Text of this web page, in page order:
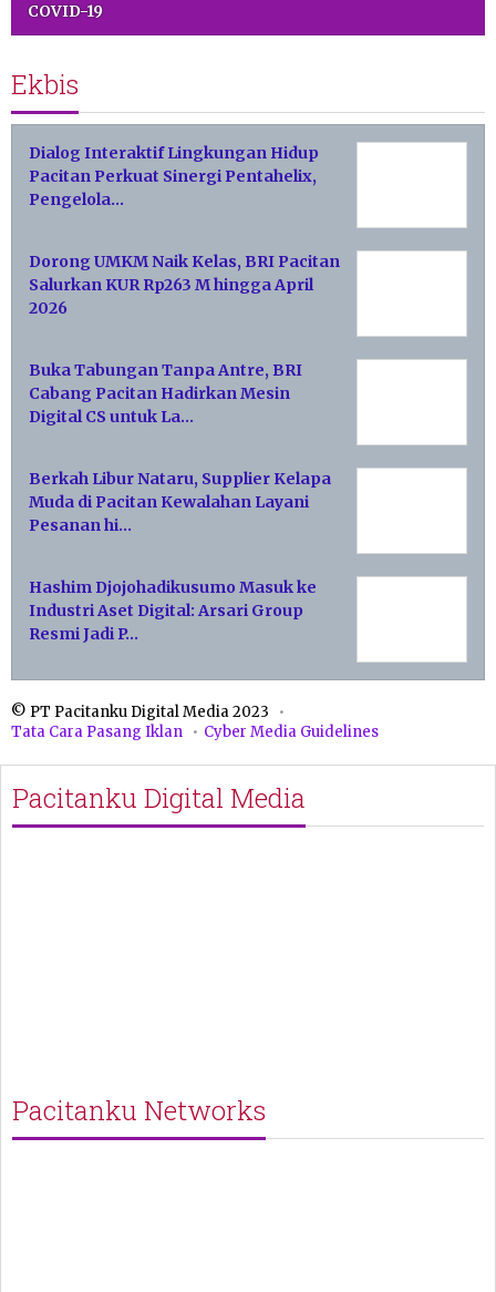
COVID-19
Ekbis
Dialog Interaktif Lingkungan Hidup
Pacitan Perkuat Sinergi Pentahelix,
Pengelola…
Dorong UMKM Naik Kelas, BRI Pacitan
Salurkan KUR Rp263 M hingga April
2026
Buka Tabungan Tanpa Antre, BRI
Cabang Pacitan Hadirkan Mesin
Digital CS untuk La…
Berkah Libur Nataru, Supplier Kelapa
Muda di Pacitan Kewalahan Layani
Pesanan hi…
Hashim Djojohadikusumo Masuk ke
Industri Aset Digital: Arsari Group
Resmi Jadi P…
© PT Pacitanku Digital Media 2023
Tata Cara Pasang Iklan
Cyber Media Guidelines
Pacitanku Digital Media
Pacitanku Networks